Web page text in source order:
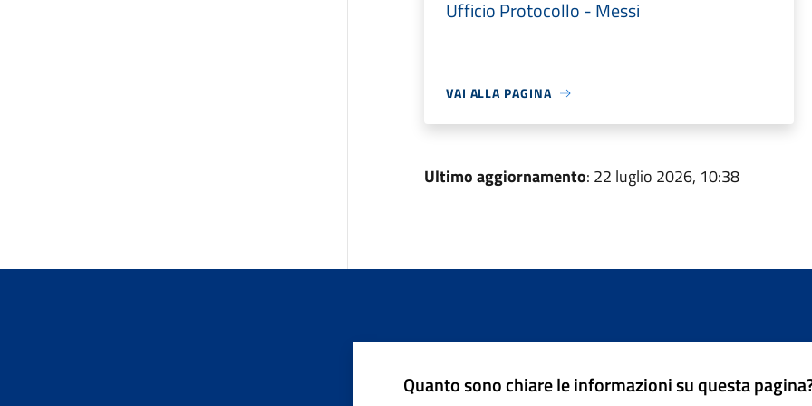
Ufficio Protocollo - Messi
VAI ALLA PAGINA
Ultimo aggiornamento: 22 luglio 2026, 10:38
Quanto sono chiare le informazioni su questa